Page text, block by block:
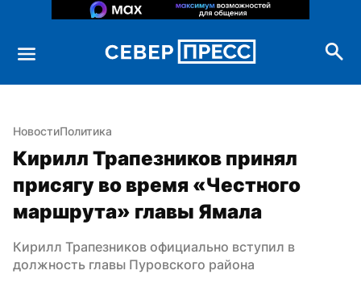
НовостиПолитика
Кирилл Трапезников принял
присягу во время «Честного
маршрута» главы Ямала
Кирилл Трапезников официально вступил в
должность главы Пуровского района